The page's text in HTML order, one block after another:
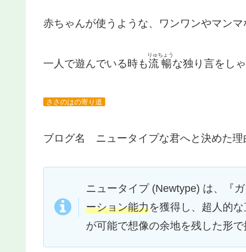
赤ちゃんが使うような、ワンワンやマン
一人で遊んでいる時も流暢
りゅちょう
な独り言をし
ささのはの寄り道
ブログ名 ニュータイプな君へと決めた理
ニュータイプ (Newtype) は、『
ーション能力を獲得し、超人的
が可能で想像の余地を残した形